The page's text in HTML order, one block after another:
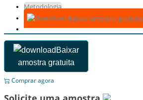
Metodologia
Baixar amostra gratuita
Baixar
amostra gratuita
Comprar agora